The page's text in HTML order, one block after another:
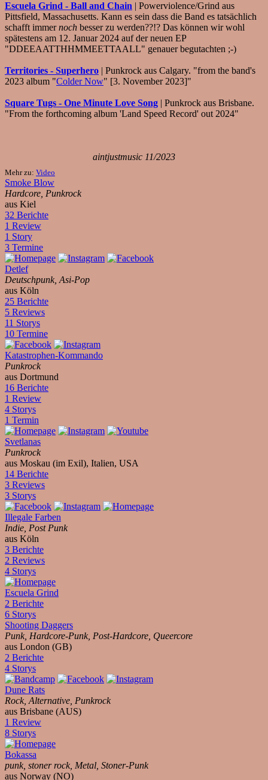
Escuela Grind - Ball and Chain | Powerviolence/Grind aus
Pittsfield, Massachusetts. Kann es sein dass die Band es tatsächlich
schafft immernoch besser zu werden??!? Das können wir wohl
spätestens am 12. Januar 2024 auf der neuen EP
"DDEEAATTHHMMEETTAALL" genauer begutachten ;-)
Territories - Superhero | Punkrock aus Calgary. "from the band's
2023 album "Colder Now" [3. November 2023]"
Square Tugs - One Minute Love Song | Punkrock aus Brisbane.
"From the forthcoming album 'Land Speed Record' out 2024"
aintjustmusic 11/2023
Mehr zu: Video
Smoke Blow
Hardcore, Punkrock
aus Kiel
32 Berichte
1 Review
1 Story
3 Termine
Detlef
Deutschpunk, Asi-Pop
aus Köln
25 Berichte
5 Reviews
11 Storys
10 Termine
Katastrophen-Kommando
Punkrock
aus Dortmund
16 Berichte
1 Review
4 Storys
1 Termin
Svetlanas
Punkrock
aus Moskau (im Exil), Italien, USA
14 Berichte
3 Reviews
3 Storys
Illegale Farben
Indie, Post Punk
aus Köln
3 Berichte
2 Reviews
4 Storys
Escuela Grind
2 Berichte
6 Storys
Shooting Daggers
Punk, Hardcore-Punk, Post-Hardcore, Queercore
aus London (GB)
2 Berichte
4 Storys
Dune Rats
Rock, Alternative, Punkrock
aus Brisbane (AUS)
1 Review
8 Storys
Bokassa
punk, stoner rock, Metal, Stoner-Punk
aus Norway (NO)